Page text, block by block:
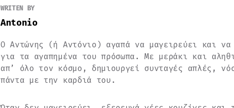
WRITEN BY
Antonio
Ο Αντώνης (ή Αντόνιο) αγαπά να μαγειρεύει και να
για τα αγαπημένα του πρόσωπα. Με μεράκι και
απ’ όλο τον κόσμο, δημιουργεί συνταγές απλές,
πάντα με την καρδιά του.